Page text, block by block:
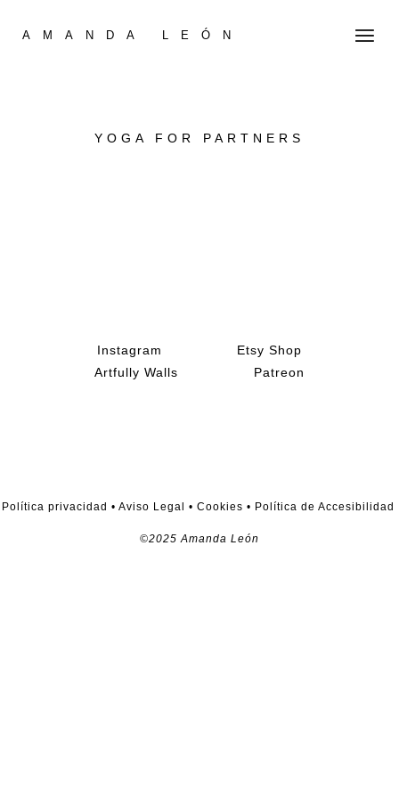
AMANDA LEÓN
YOGA FOR PARTNERS
Instagram
Etsy Shop
Artfully Walls
Patreon
Política privacidad • Aviso Legal • Cookies • Política de Accesibilidad
©2025 Amanda León